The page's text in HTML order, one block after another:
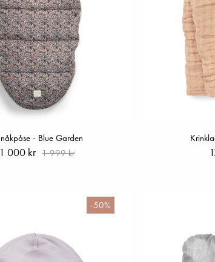
- Blue Garden
000 kr 1 999 kr
-50%